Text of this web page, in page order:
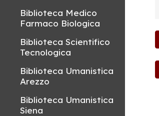
Biblioteca Medico
Farmaco Biologica
Biblioteca Scientifico
Tecnologica
Biblioteca Umanistica
Arezzo
Biblioteca Umanistica
Siena